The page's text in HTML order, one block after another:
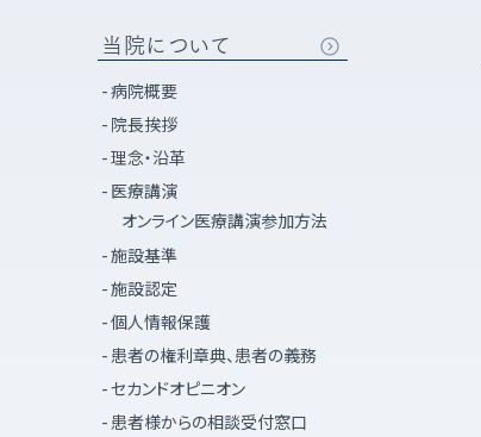
当院について
病院概要
院長挨拶
理念・沿革
医療講演
オンライン医療講演参加方法
施設基準
施設認定
個人情報保護
患者の権利章典、患者の義務
セカンドオピニオン
患者様からの相談受付窓口